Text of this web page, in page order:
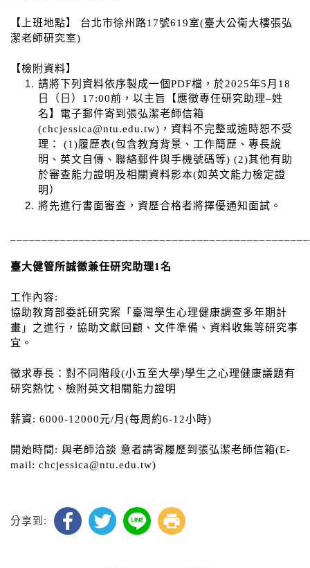
【上班地點】 台北市徐州路17號619室(臺大公衛大樓張弘
潔老師研究室)
【檢附資料】
請將下列資料依序製成一個PDF檔，於2025年5月18
日（日）17:00前，以主旨【應徵專任研究助理–姓
名】電子郵件寄到張弘潔老師信箱
(chcjessica@ntu.edu.tw)，資料不完整或逾時恕不受
理： (1)履歷表(包含教育背景、工作簡歷、專長說
明、英文自傳、聯絡郵件與手機號碼等) (2)其他有助
於審查能力證明及相關資料影本(如英文能力檢定證
明）
將先進行書面審查，資歷合格者將擇優通知面試。
臺大健管所誠徵兼任研究助理1名
工作內容:
協助教育部委託研究案「臺灣學生心理健康調查多年期計
畫」之進行，協助文獻回顧、文件準備、資料收集等研究事
宜。
徵求專長：對不同階段(小五至大學)學生之心理健康議題有
研究熱忱、檢附英文相關能力證明
薪資: 6000-12000元/月(每周約6-12小時)
開始時間: 與老師洽談 意者請寄履歷到張弘潔老師信箱(E-
mail: chcjessica@ntu.edu.tw)
分享到: